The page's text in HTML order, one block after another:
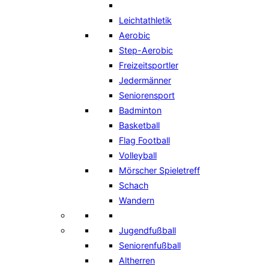
Leichtathletik
Aerobic
Step-Aerobic
Freizeitsportler
Jedermänner
Seniorensport
Badminton
Basketball
Flag Football
Volleyball
Mörscher Spieletreff
Schach
Wandern
Jugendfußball
Seniorenfußball
Altherren